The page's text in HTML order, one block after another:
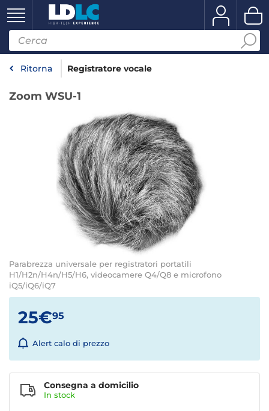
Ritorna Registratore vocale
Zoom WSU-1
Parabrezza universale per registratori portatili
H1/H2n/H4n/H5/H6, videocamere Q4/Q8 e microfono
iQ5/iQ6/iQ7
25€95
Alert calo di prezzo
Consegna a domicilio
In stock